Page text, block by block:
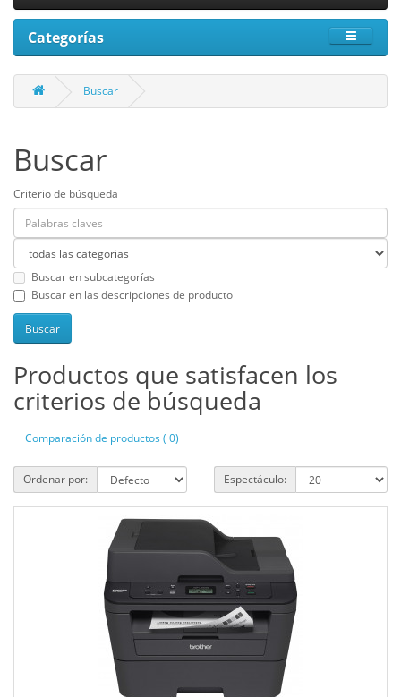
Categorías
Buscar
Buscar
Criterio de búsqueda
Buscar en subcategorías
Buscar en las descripciones de producto
Productos que satisfacen los
criterios de búsqueda
Comparación de productos ( 0)
Ordenar por: Espectáculo: